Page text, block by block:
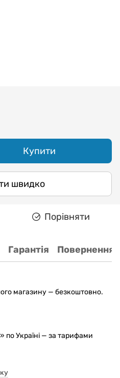
Купити
швидко
Порівняти
Гарантія Повернення
магазину — безкоштовно.
Україні — за тарифами